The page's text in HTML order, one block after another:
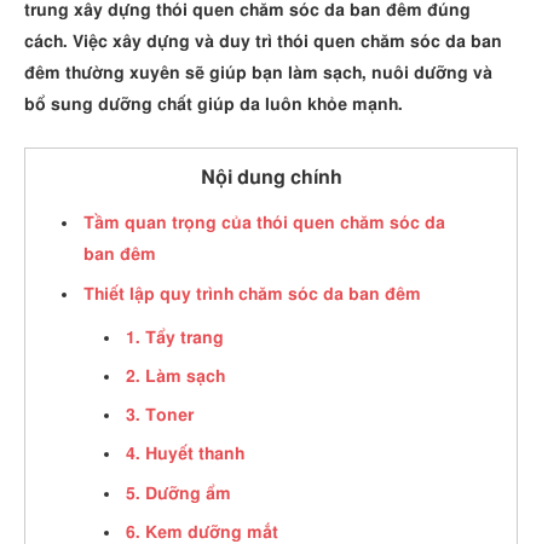
trung xây dựng thói quen chăm sóc da ban đêm đúng
cách. Việc xây dựng và duy trì thói quen chăm sóc da ban
đêm thường xuyên sẽ giúp bạn làm sạch, nuôi dưỡng và
bổ sung dưỡng chất giúp da luôn khỏe mạnh.
Nội dung chính
Tầm quan trọng của thói quen chăm sóc da
ban đêm
Thiết lập quy trình chăm sóc da ban đêm
1. Tẩy trang
2. Làm sạch
3. Toner
4. Huyết thanh
5. Dưỡng ẩm
6. Kem dưỡng mắt